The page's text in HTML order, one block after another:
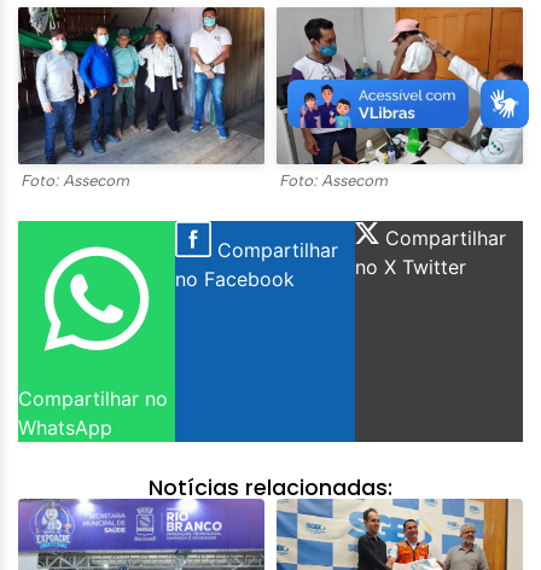
Foto: Assecom Foto: Assecom
Compartilhar no
WhatsApp
Compartilhar
no Facebook
Compartilhar
no X Twitter
Notícias relacionadas: